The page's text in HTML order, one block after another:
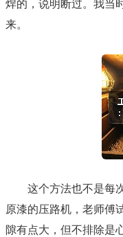
焊的，说明断过。我当
来。
这个方法也不是每
原漆的压路机，老师傅
隙有点大，但不排除是